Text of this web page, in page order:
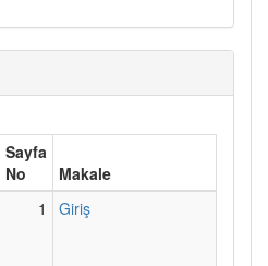
Sayfa
No
Makale
1 Giriş